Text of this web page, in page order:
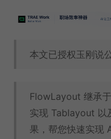
本文已授权玉刚说
FlowLayout 继承
实现 Tablayout 以
果，帮您快速实现